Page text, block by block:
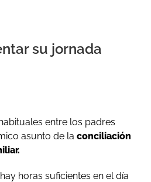
su jornada
entre los padres
asunto de la conciliación
horas suficientes en el día